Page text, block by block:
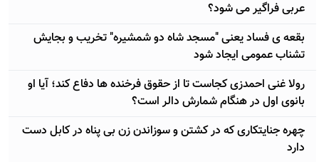
عربی فراگیر می شود؟
بقعه ی فساد یعنی "مسجد شاه دو شمشیره" تخریب و بجایش
تشناب عمومی ایجاد شود
رولا غنی احمدزی کجاست تا از حقوق فرخنده ها دفاع کند؛ آيا او
بانوی اول در هنگام شمارش دالر است؟
چهره جنایتکاری که در کشتن و سوزاندن زن بی پناه در کابل دست
دارد